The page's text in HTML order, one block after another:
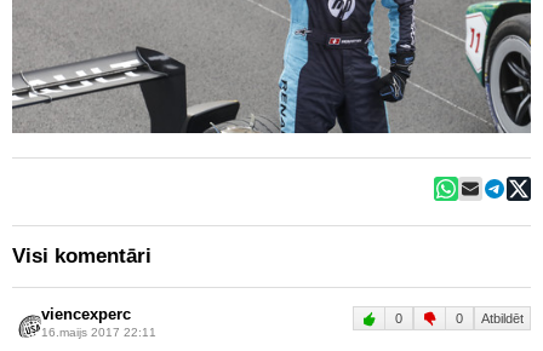
Visi komentāri
viencexperc
16.maijs 2017 22:11
0 0 Atbildēt